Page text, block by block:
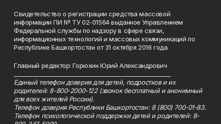
Свидетельство о регистрации средства массовой
информации ПИ № ТУ 02-01564 выданное Управлением
Федеральной службы по надзору в сфере связи,
информационных технологий и массовых коммуникаций по
Республике Башкортостан от 31 октября 2016 года.
Главный редактор: Горюхин Юрий Александрович
Единый телефон доверия для детей, подростков и их
родителей: 8-800-2000-122 (звонок бесплатный и анонимный
для всех жителей России).
Телефон доверия Республики Башкортостан: 8 (800) 700-01-83.
Телефон психологической поддержки детей и родителей: 8-